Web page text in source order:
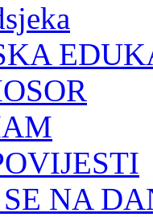
NA